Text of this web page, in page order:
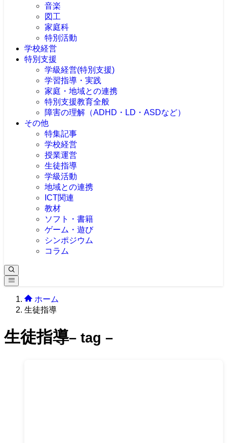
音楽
図工
家庭科
特別活動
学校経営
特別支援
学級経営(特別支援)
学習指導・実践
家庭・地域との連携
特別支援教育全般
障害の理解（ADHD・LD・ASDなど）
その他
特集記事
学校経営
授業運営
生徒指導
学級活動
地域との連携
ICT関連
教材
ソフト・書籍
ゲーム・遊び
シンポジウム
コラム
ホーム
生徒指導
生徒指導– tag –